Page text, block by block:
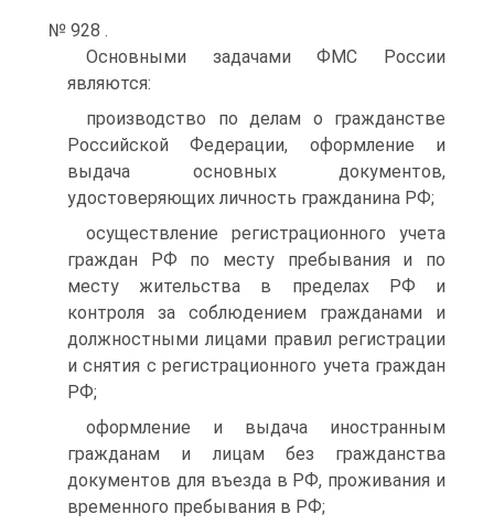
№ 928 .
Основными задачами ФМС России
являются:
производство по делам о гражданстве
Российской Федерации, оформление и
выдача основных документов,
удостоверяющих личность гражданина РФ;
осуществление регистрационного учета
граждан РФ по месту пребывания и по
месту жительства в пределах РФ и
контроля за соблюдением гражданами и
должностными лицами правил регистрации
и снятия с регистрационного учета граждан
РФ;
оформление и выдача иностранным
гражданам и лицам без гражданства
документов для въезда в РФ, проживания и
временного пребывания в РФ;